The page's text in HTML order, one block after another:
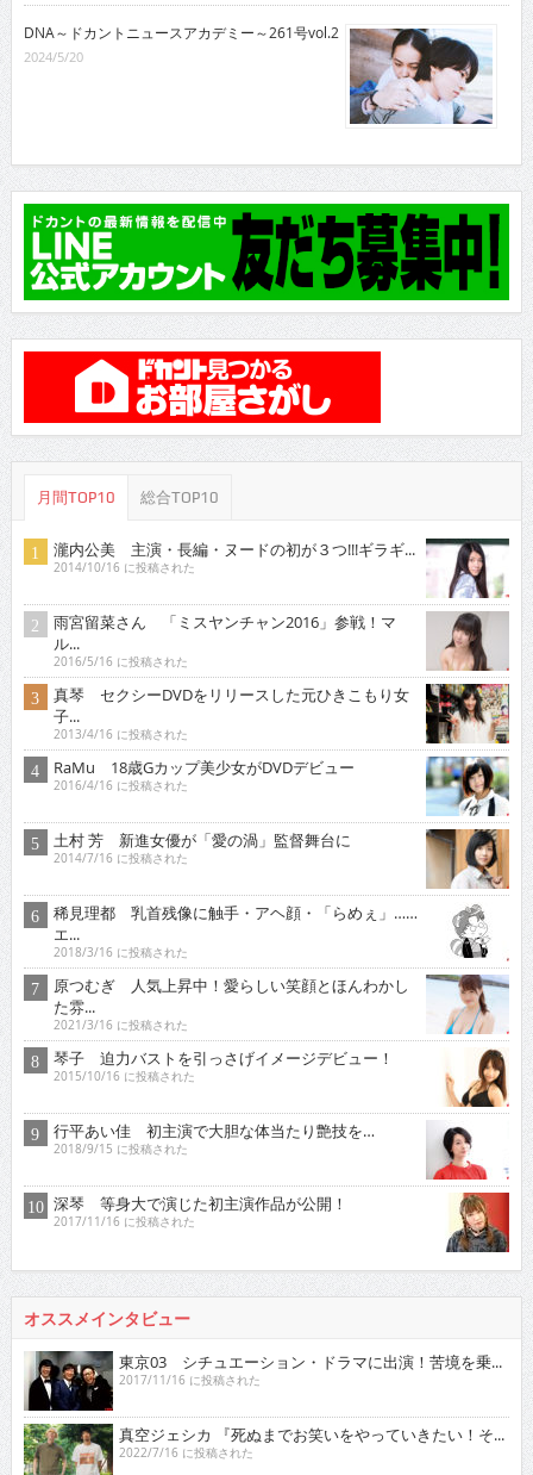
DNA～ドカントニュースアカデミー～261号vol.2
2024/5/20
月間TOP10 総合TOP10
瀧内公美 主演・長編・ヌードの初が３つ!!!ギラギ...
2014/10/16 に投稿された
雨宮留菜さん 「ミスヤンチャン2016」参戦！マ
ル...
2016/5/16 に投稿された
真琴 セクシーDVDをリリースした元ひきこもり女
子...
2013/4/16 に投稿された
RaMu 18歳Gカップ美少女がDVDデビュー
2016/4/16 に投稿された
土村 芳 新進女優が「愛の渦」監督舞台に
2014/7/16 に投稿された
稀見理都 乳首残像に触手・アヘ顔・「らめぇ」……
エ...
2018/3/16 に投稿された
原つむぎ 人気上昇中！愛らしい笑顔とほんわかし
た雰...
2021/3/16 に投稿された
琴子 迫力バストを引っさげイメージデビュー！
2015/10/16 に投稿された
行平あい佳 初主演で大胆な体当たり艶技を…
2018/9/15 に投稿された
深琴 等身大で演じた初主演作品が公開！
2017/11/16 に投稿された
オススメインタビュー
東京03 シチュエーション・ドラマに出演！苦境を乗...
2017/11/16 に投稿された
真空ジェシカ 『死ぬまでお笑いをやっていきたい！そ...
2022/7/16 に投稿された